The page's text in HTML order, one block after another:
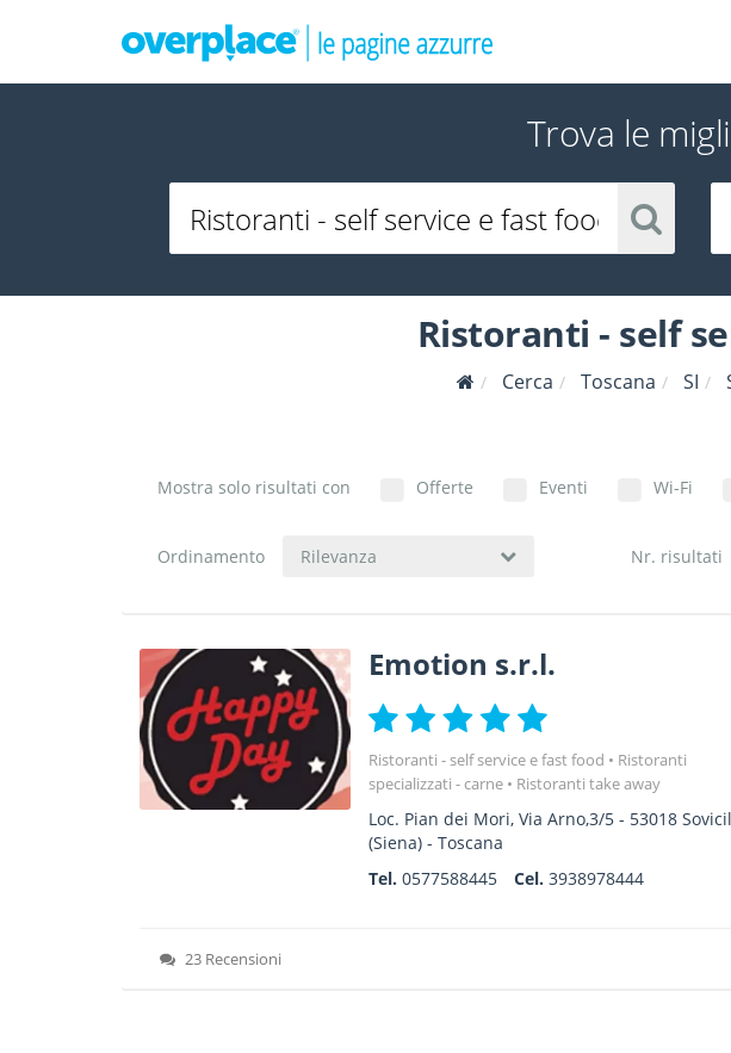
Trova le
Ristoranti - self
Cerca Toscana SI
Mostra solo risultati con Offerte Eventi Wi-Fi
Ordinamento Rilevanza Nr. risultati
Emotion s.r.l.
Ristoranti - self service e fast food
Ristoranti
specializzati - carne
Ristoranti take away
Loc. Pian dei Mori, Via Arno,3/5 - 53018
(Siena) -Toscana
Tel.0577588445 Cel.3938978444
23 Recensioni